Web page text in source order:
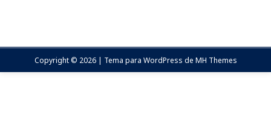
Copyright © 2026 | Tema para WordPress de MH Themes